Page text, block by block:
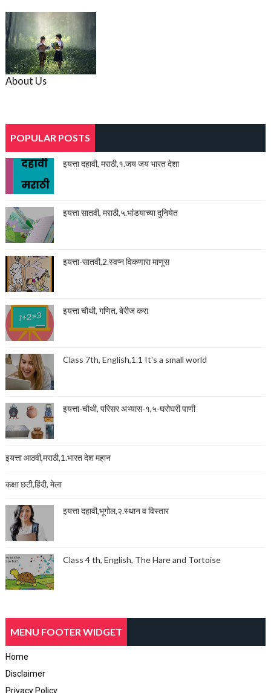
About Us
POPULAR POSTS
इयत्ता दहावी, मराठी,१.जय जय भारत देशा
इयत्ता सातवी, मराठी,५.भांडयाच्या दुनियेत
इयत्ता-सातवी,2.स्वप्न विकणारा माणूस
इयत्ता चौथी, गणित, बेरीज करा
Class 7th, English,1.1 It's a small world
इयत्ता-चौथी, परिसर अभ्यास-१,५-घरोघरी पाणी
इयत्ता आठवी,मराठी,1.भारत देश महान
कक्षा छटी,हिंदी, मेला
इयत्ता दहावी,भूगोल,२.स्थान व विस्तार
Class 4 th, English, The Hare and Tortoise
MENU FOOTER WIDGET
Home
Disclaimer
Privacy Policy